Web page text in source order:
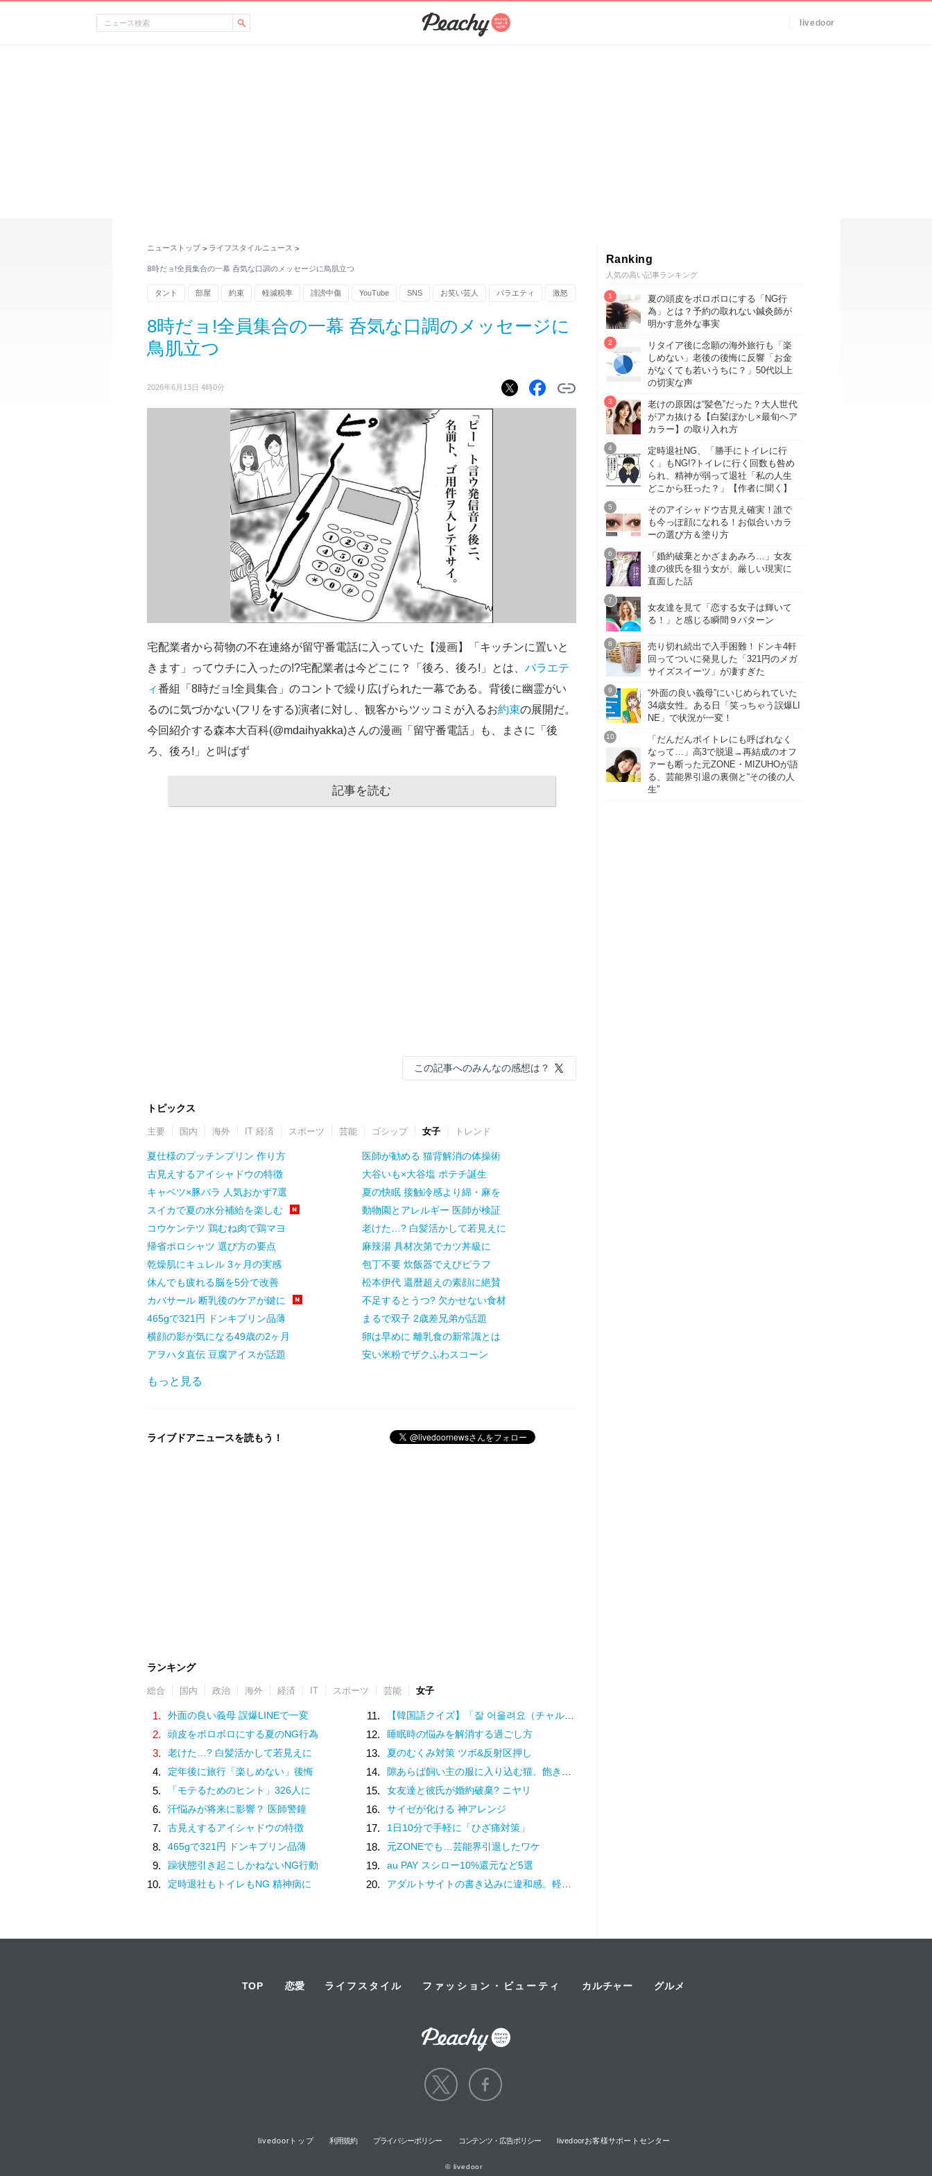
livedoor
ニューストップ > ライフスタイルニュース >
8時だョ!全員集合の一幕 呑気な口調のメッセージに鳥肌立つ
タント 部屋 約束 軽減税率 誹謗中傷 YouTube SNS お笑い芸人 バラエティ 激怒
8時だョ!全員集合の一幕 呑気な口調のメッセージに
鳥肌立つ
2026年6月13日 4時0分
宅配業者から荷物の不在連絡が留守番電話に入っていた【漫画】「キッチンに置いと
きます」ってウチに入ったの!?宅配業者は今どこに？「後ろ、後ろ!」とは、 バラエテ
ィ番組「8時だョ!全員集合」のコントで繰り広げられた一幕である。背後に幽霊がい
るのに気づかない(フリをする)演者に対し、観客からツッコミが入るお約束の展開だ。
今回紹介する森本大百科(@mdaihyakka)さんの漫画「留守番電話」も、まさに「後
ろ、後ろ!」と叫ばず
記事を読む
この記事へのみんなの感想は？
トピックス
主要 国内 海外 IT 経済 スポーツ 芸能 ゴシップ 女子 トレンド
夏仕様のプッチンプリン 作り方
古見えするアイシャドウの特徴
キャベツ×豚バラ 人気おかず7選
スイカで夏の水分補給を楽しむ
コウケンテツ 鶏むね肉で鶏マヨ
帰省ポロシャツ 選び方の要点
乾燥肌にキュレル 3ヶ月の実感
休んでも疲れる脳を5分で改善
カバサール 断乳後のケアが鍵に
465gで321円 ドンキプリン品薄
横顔の影が気になる49歳の2ヶ月
アヲハタ直伝 豆腐アイスが話題
医師が勧める 猫背解消の体操術
大谷いも×大谷塩 ポテチ誕生
夏の快眠 接触冷感より綿・麻を
動物園とアレルギー 医師が検証
老けた…? 白髪活かして若見えに
麻辣湯 具材次第でカツ丼級に
包丁不要 炊飯器でえびピラフ
松本伊代 還暦超えの素顔に絶賛
不足するとうつ? 欠かせない食材
まるで双子 2歳差兄弟が話題
卵は早めに 離乳食の新常識とは
安い米粉でザクふわスコーン
もっと見る
ライブドアニュースを読もう！
ランキング
総合 国内 政治 海外 経済 IT スポーツ 芸能 女子
1. 外面の良い義母 誤爆LINEで一変
2. 頭皮をボロボロにする夏のNG行為
3. 老けた…? 白髪活かして若見えに
4. 定年後に旅行「楽しめない」後悔
5. 「モテるためのヒント」326人に
6. 汗悩みが将来に影響？ 医師警鐘
7. 古見えするアイシャドウの特徴
8. 465gで321円 ドンキプリン品薄
9. 躁状態引き起こしかねないNG行動
10. 定時退社もトイレもNG 精神病に
11. 【韓国語クイズ】「잘 어울려요（チャル オウルリョヨ）」の意味は？褒め言葉です♡
12. 睡眠時の悩みを解消する過ごし方
13. 夏のむくみ対策 ツボ&反射区押し
14. 隙あらば飼い主の服に入り込む猫。飽きないのかなと動きを見ていると
15. 女友達と彼氏が婚約破棄? ニヤリ
16. サイゼが化ける 神アレンジ
17. 1日10分で手軽に「ひざ痛対策」
18. 元ZONEでも…芸能界引退したワケ
19. au PAY スシロー10%還元など5選
20. アダルトサイトの書き込みに違和感。軽い気持ちでコメントしてみると…／近畿地方のある場所について（1）
Ranking
人気の高い記事ランキング
夏の頭皮をボロボロにする「NG行
為」とは？予約の取れない鍼灸師が
明かす意外な事実
リタイア後に念願の海外旅行も「楽
しめない」老後の後悔に反響「お金
がなくても若いうちに？」50代以上
の切実な声
老けの原因は“髪色”だった？大人世代
がアカ抜ける【白髪ぼかし×最旬ヘア
カラー】の取り入れ方
定時退社NG、「勝手にトイレに行
く」もNG!?トイレに行く回数も咎め
られ、精神が弱って退社「私の人生
どこから狂った？」【作者に聞く】
そのアイシャドウ古見え確実！誰で
も今っぽ顔になれる！お似合いカラ
ーの選び方＆塗り方
「婚約破棄とかざまあみろ…」女友
達の彼氏を狙う女が、厳しい現実に
直面した話
女友達を見て「恋する女子は輝いて
る！」と感じる瞬間９パターン
売り切れ続出で入手困難！ドンキ4軒
回ってついに発見した「321円のメガ
サイズスイーツ」が凄すぎた
“外面の良い義母”にいじめられていた
34歳女性。ある日「笑っちゃう誤爆LI
NE」で状況が一変！
「だんだんボイトレにも呼ばれなく
なって…」高3で脱退→再結成のオフ
ァーも断った元ZONE・MIZUHOが語
る、芸能界引退の裏側と“その後の人
生”
TOP 恋愛 ライフスタイル ファッション・ビューティ カルチャー グルメ
livedoorトップ 利用規約 プライバシーポリシー コンテンツ・広告ポリシー livedoorお客様サポートセンター
© livedoor